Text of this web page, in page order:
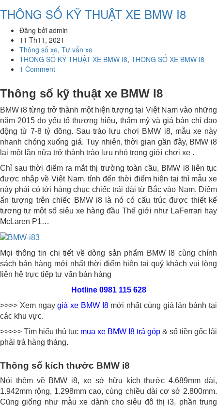
THÔNG SỐ KỸ THUẬT XE BMW I8
Đăng bởi admin
11 Th11, 2021
Thông số xe, Tư vấn xe
THÔNG SỐ KỸ THUẬT XE BMW I8, THÔNG SỐ XE BMW I8
1 Comment
Thông số kỹ thuật xe BMW I8
BMW i8 từng trở thành một hiện tượng tại Việt Nam vào những
năm 2015 do yếu tố thương hiệu, thẩm mỹ và giá bán chỉ dao
động từ 7-8 tỷ đồng. Sau trào lưu chơi BMW i8, mẫu xe này
nhanh chóng xuống giá. Tuy nhiên, thời gian gần đây, BMW i8
lại một lần nữa trở thành trào lưu nhỏ trong giới chơi xe .
Chỉ sau thời điểm ra mắt thị trường toàn cầu, BMW i8 liên tục
được nhập về Việt Nam, tính đến thời điểm hiện tại thì mẫu xe
này phải có tới hàng chục chiếc trải dài từ Bắc vào Nam. Điểm
ấn tượng trên chiếc BMW i8 là nó có cấu trúc được thiết kế
tương tự một số siêu xe hàng đầu Thế giới như LaFerrari hay
McLaren P1…
Mọi thông tin chi tiết về dòng sản phẩm BMW I8 cùng chính
sách bán hàng mới nhất thời điểm hiện tại quý khách vui lòng
liên hệ trực tiếp tư vấn bán hàng
Hotline 0981 115 628
>>>> Xem ngaygiá xe BMW I8mới nhất cùng giá lăn bánh tại
các khu vực.
>>>>> Tìm hiểu thủ tục mua xe BMW I8 trả góp & số tiền gốc lãi
phải trả hàng tháng.
Thông số kích thước BMW i8
Nói thêm về BMW i8, xe sở hữu kích thước 4.689mm dài,
1.942mm rộng, 1.298mm cao, cùng chiều dài cơ sở 2.800mm.
Cũng giống như mẫu xe dành cho siêu đô thị i3, phần trung